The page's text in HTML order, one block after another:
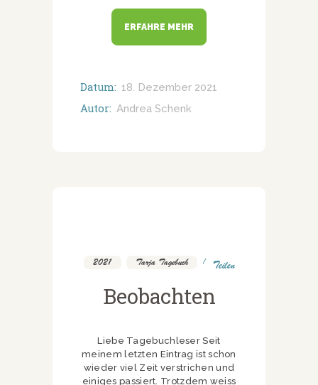
ERFAHRE MEHR
Datum: 18. Dezember 2021
Autor: Andrea Schenk
2021 Tarja Tagebuch Teilen
Beobachten
Liebe Tagebuchleser Seit
meinem letzten Eintrag ist schon
wieder viel Zeit verstrichen und
einiges passiert. Trotzdem weiss